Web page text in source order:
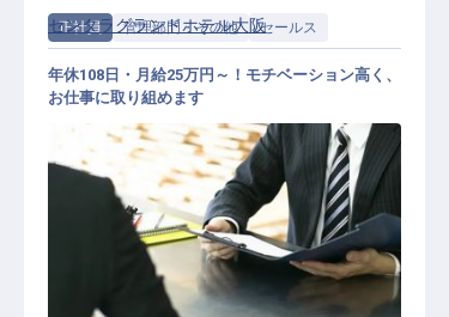
正社員 管理部門・その他 セールス
法人セールス
センタラグランドホテル大阪
年休108日・月給25万円～！モチベーション高く、
お仕事に取り組めます